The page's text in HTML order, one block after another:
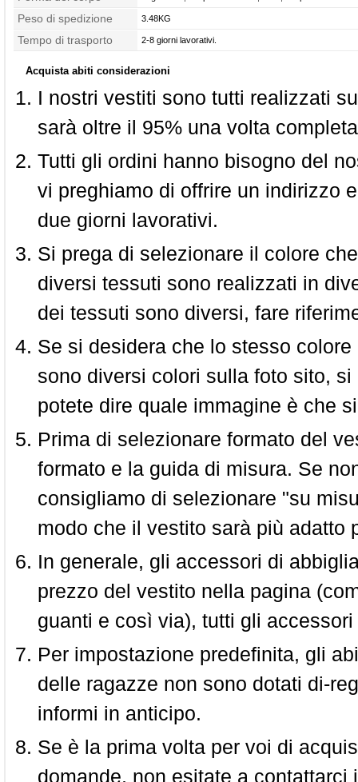
Peso di spedizione 3.48KG
Tempo di trasporto 2-8 giorni lavorativi.
Acquista abiti considerazioni
I nostri vestiti sono tutti realizzati
sarà oltre il 95% una volta
Tutti gli ordini hanno bisogno del
vi preghiamo di offrire un indirizzo
due giorni lavorativi.
Si prega di selezionare il colore
diversi tessuti sono realizzati in
dei tessuti sono diversi, fare
Se si desidera che lo stesso
sono diversi colori sulla foto sito,
potete dire quale immagine è che
Prima di selezionare formato del
formato e la guida di misura. Se
consigliamo di selezionare "su
modo che il vestito sarà più adatto
In generale, gli accessori di
prezzo del vestito nella pagina
guanti e così via), tutti gli
Per impostazione predefinita, gli
delle ragazze non sono dotati di-
informi in anticipo.
Se è la prima volta per voi di
domande, non esitate a